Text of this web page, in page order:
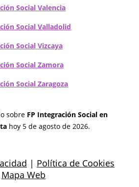
Social Valencia
Social Valladolid
Social Vizcaya
Social Zamora
Social Zaragoza
sobre FP Integración Social en
hoy 5 de agosto de 2026.
| Política de Cookies
Mapa Web